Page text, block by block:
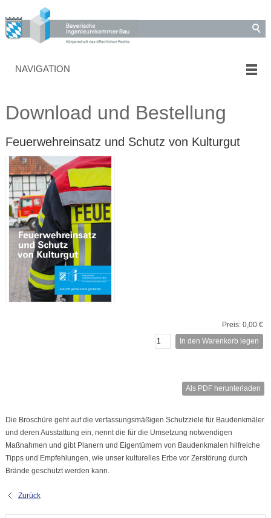
NAVIGATION
Download und Bestellung
Feuerwehreinsatz und Schutz von Kulturgut
Preis: 0,00 €
In den Warenkorb legen
Als PDF herunterladen
Die Broschüre geht auf die verfassungsmäßigen Schutzziele für Baudenkmäler
und deren Ausstattung ein, nennt die für die Umsetzung notwendigen
Maßnahmen und gibt Planern und Eigentümern von Baudenkmalen hilfreiche
Tipps und Empfehlungen, wie unser kulturelles Erbe vor Zerstörung durch
Brände geschützt werden kann.
Zurück